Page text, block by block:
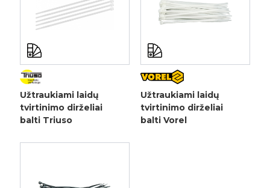
Užtraukiami laidų
tvirtinimo dirželiai
balti Triuso
Užtraukiami laidų
tvirtinimo dirželiai
balti Vorel